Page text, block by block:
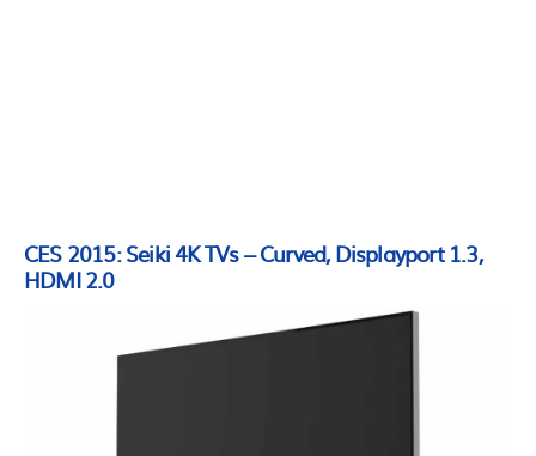
CES 2015: Seiki 4K TVs – Curved, Displayport 1.3,
HDMI 2.0